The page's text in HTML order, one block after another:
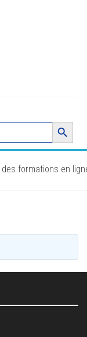
Search Button
des formations en